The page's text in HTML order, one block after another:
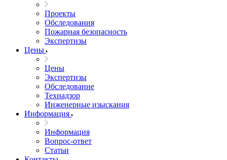
Проекты
Обследования
Пожарная безопасность
Экспертизы
Цены
Цены
Экспертизы
Обследование
Технадзор
Инженерные изыскания
Информация
Информация
Вопрос-ответ
Статьи